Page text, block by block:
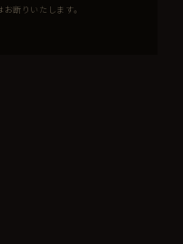
断りいたします。